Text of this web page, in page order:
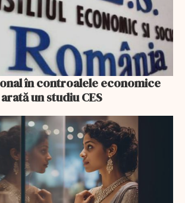
în controalele economice
un studiu CES